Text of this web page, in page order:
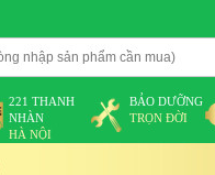
221 THANH
NHÀN
HÀ NỘI
BẢO DƯỠNG
TRỌN ĐỜI